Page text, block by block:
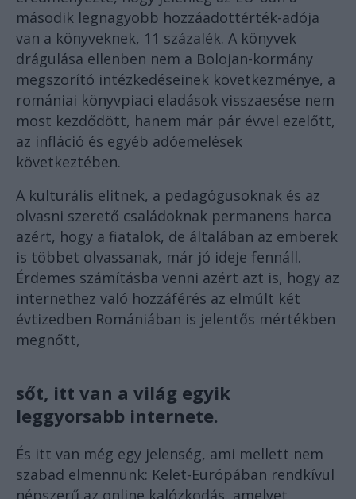
második legnagyobb hozzáadottérték-adója
van a könyveknek, 11 százalék. A könyvek
drágulása ellenben nem a Bolojan-kormány
megszorító intézkedéseinek következménye, a
romániai könyvpiaci eladások visszaesése nem
most kezdődött, hanem már pár évvel ezelőtt,
az infláció és egyéb adóemelések
következtében.
A kulturális elitnek, a pedagógusoknak és az
olvasni szerető családoknak permanens harca
azért, hogy a fiatalok, de általában az emberek
is többet olvassanak, már jó ideje fennáll.
Érdemes számításba venni azért azt is, hogy az
internethez való hozzáférés az elmúlt két
évtizedben Romániában is jelentős mértékben
megnőtt,
sőt, itt van a világ egyik
leggyorsabb internete.
És itt van még egy jelenség, ami mellett nem
szabad elmennünk: Kelet-Európában rendkívül
népszerű az online kalózkodás, amelyet